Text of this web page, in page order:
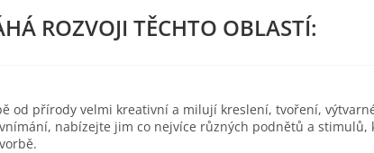
od přírody velmi kreativní a milují kreslení, tvoření,
nabízejte jim co nejvíce různých podnětů a